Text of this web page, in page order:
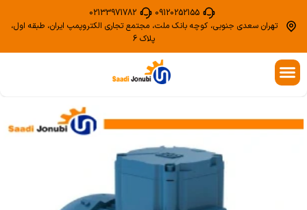
09120252155
02133971782
تهران سعدی جنوبی، کوچه بانک ملت، مجتمع تجاری الکتروپمپ ایران، طبقه اول،
پلاک 6